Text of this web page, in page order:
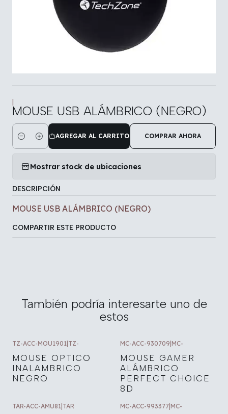
|
MOUSE USB ALÁMBRICO (NEGRO)
Cantidad
AGREGAR AL CARRITO COMPRAR AHORA
Mostrar stock de ubicaciones
DESCRIPCIÓN
MOUSE USB ALÁMBRICO (NEGRO)
COMPARTIR ESTE PRODUCTO
También podría interesarte uno de
estos
TZ-ACC-MOU1901 TZ-
MOUSE OPTICO
INALAMBRICO
NEGRO
MC-ACC-930709 MC-
MOUSE GAMER
ALÁMBRICO
PERFECT CHOICE
8D
TAR-ACC-AMU81|TAR MC-ACC-993377|MC-